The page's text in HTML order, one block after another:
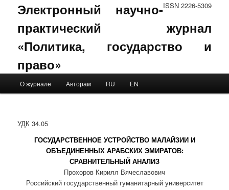
ISSN 2226-5309
Электронный научно-
практический журнал
«Политика, государство и
право»
Skip to primary content
Skip to secondary content
О журнале Авторам RU EN
УДК 34.05
ГОСУДАРСТВЕННОЕ УСТРОЙСТВО МАЛАЙЗИИ И
ОБЪЕДИНЕННЫХ АРАБСКИХ ЭМИРАТОВ:
СРАВНИТЕЛЬНЫЙ АНАЛИЗ
Прохоров Кирилл Вячеславович
Российский государственный гуманитарный университет